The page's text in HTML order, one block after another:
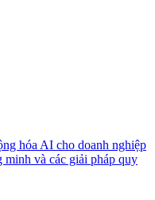
hóa AI cho doanh nghiệp
minh và các giải pháp quy